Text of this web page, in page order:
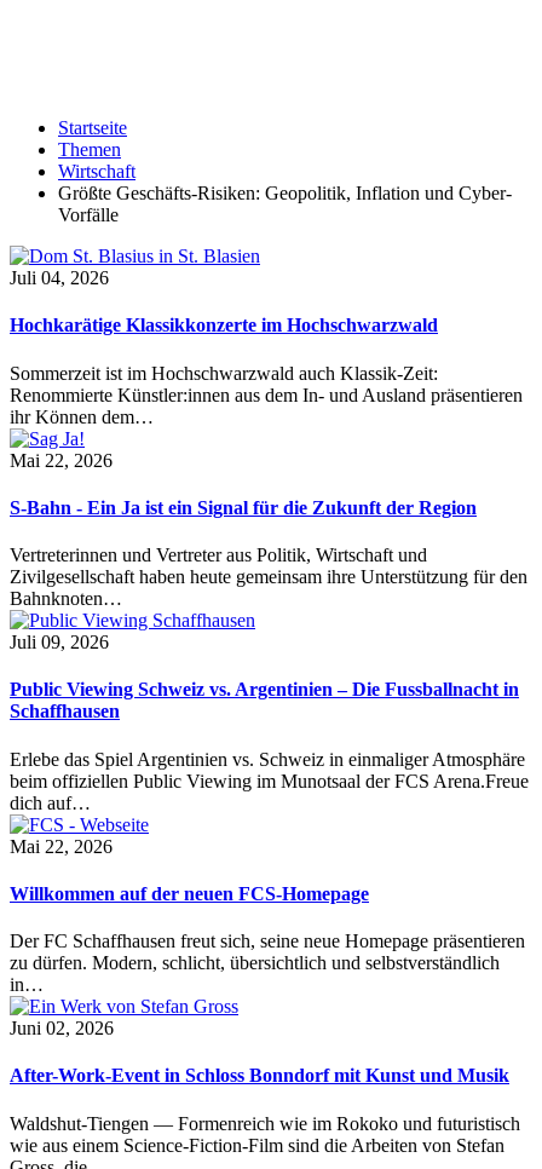
Startseite
Themen
Wirtschaft
Größte Geschäfts-Risiken: Geopolitik, Inflation und Cyber-
Vorfälle
Juli 04, 2026
Hochkarätige Klassikkonzerte im Hochschwarzwald
Sommerzeit ist im Hochschwarzwald auch Klassik-Zeit:
Renommierte Künstler:innen aus dem In- und Ausland präsentieren
ihr Können dem…
Mai 22, 2026
S-Bahn - Ein Ja ist ein Signal für die Zukunft der Region
Vertreterinnen und Vertreter aus Politik, Wirtschaft und
Zivilgesellschaft haben heute gemeinsam ihre Unterstützung für den
Bahnknoten…
Juli 09, 2026
Public Viewing Schweiz vs. Argentinien – Die Fussballnacht in
Schaffhausen
Erlebe das Spiel Argentinien vs. Schweiz in einmaliger Atmosphäre
beim offiziellen Public Viewing im Munotsaal der FCS Arena.Freue
dich auf…
Mai 22, 2026
Willkommen auf der neuen FCS-Homepage
Der FC Schaffhausen freut sich, seine neue Homepage präsentieren
zu dürfen. Modern, schlicht, übersichtlich und selbstverständlich
in…
Juni 02, 2026
After-Work-Event in Schloss Bonndorf mit Kunst und Musik
Waldshut-Tiengen — Formenreich wie im Rokoko und futuristisch
wie aus einem Science-Fiction-Film sind die Arbeiten von Stefan